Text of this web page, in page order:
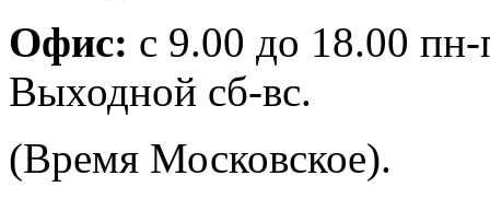
Офис: с 9.00 до 18.00 пн-
Выходной сб-вс.
(Время Московское).